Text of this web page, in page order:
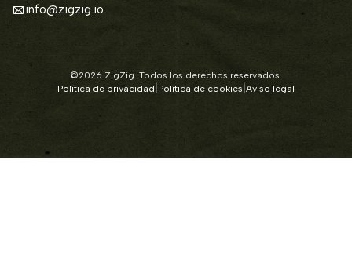
info@zigzig.io
©2026 ZigZig. Todos los derechos reservados.
Política de privacidad Política de cookies Aviso legal